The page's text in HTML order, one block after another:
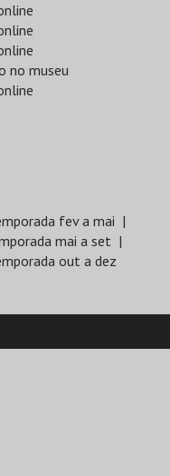
no museu
fev a mai
mai a set
out a dez